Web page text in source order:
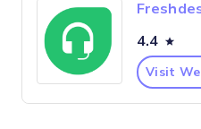
4.4
Visit